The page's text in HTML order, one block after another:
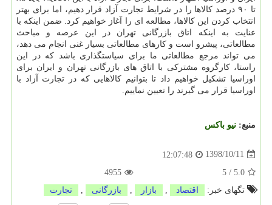
تا ۹۰ درصد كالاها را در شرایط تجارت آزاد قرار دهیم، اما برای بهتر
انتخاب كردن این كالاها، مطالعه ای را آغاز خواهیم كرد. ضمن اینكه با
عنایت به اینكه اتاق بازرگانی تهران در این عرصه و مباحث
مطالعاتی، پیشرو است و كارهای مطالعاتی بسیار غنی انجام می دهد،
می تواند مرجع مطالعاتی ما برای سیاستگذاری باشد كه در این
راستا، كارگروه مشتركی با اتاق های بازرگانی تهران و ایران برای
اوراسیا تشكیل خواهیم داد تا بتوانیم كالاهایی كه در تجارت آزاد با
اوراسیا قرار می گیرند را تعیین نماییم.
منبع: نیو باكس
1398/10/11
12:07:48
5.0
/
5
4955
تگهای خبر:
اقتصاد بازار بازرگانی تجارت